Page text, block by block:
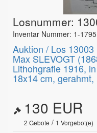
Losnummer:
Inventar Nummer: 1-1795
Auktion / Los 13003
Max SLEVOGT
Lithohgrafie 1916,
18x14 cm,
130 EUR
2 Gebote / 1 Vorgebot(e)